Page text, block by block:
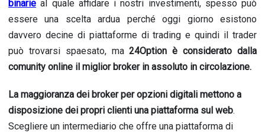
binarie al quale affidare i nostri investimenti, spesso può
essere una scelta ardua perché oggi giorno esistono
davvero decine di piattaforme di trading e quindi il trader
può trovarsi spaesato, ma24Option è considerato dalla
comunity online il miglior broker in assoluto in circolazione.
La maggioranza dei broker per opzioni digitali mettono a
disposizione dei propri clienti una piattaforma sul web.
Scegliere un intermediario che offre una piattaforma di